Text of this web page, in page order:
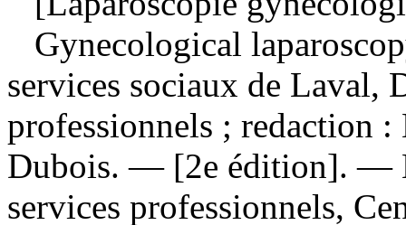
Gynecological
services sociaux de Laval,
professionnels ; redaction
Dubois. — [2e édition]. —
services professionnels,